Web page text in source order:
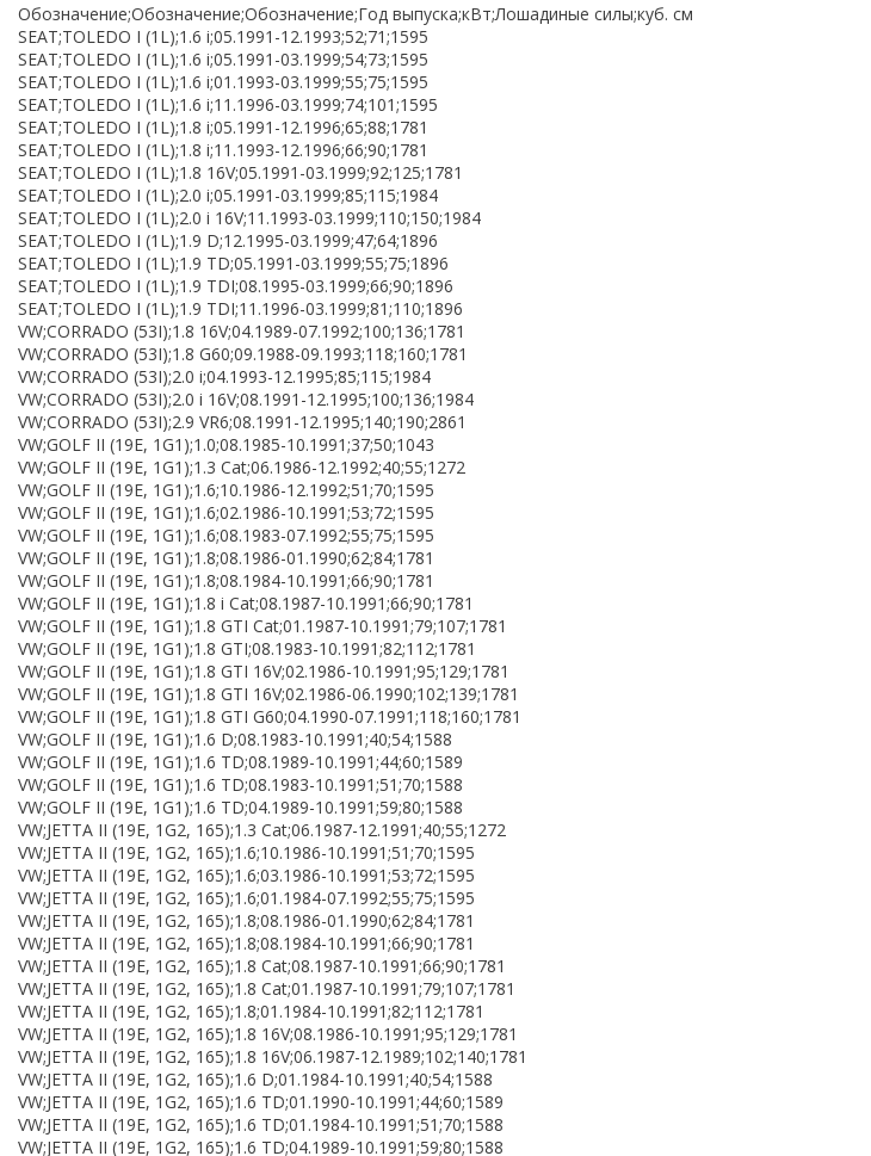
Обозначение;Обозначение;Обозначение;Год выпуска;кВт;Лошадиные силы;куб. см
SEAT;TOLEDO I (1L);1.6 i;05.1991-12.1993;52;71;1595
SEAT;TOLEDO I (1L);1.6 i;05.1991-03.1999;54;73;1595
SEAT;TOLEDO I (1L);1.6 i;01.1993-03.1999;55;75;1595
SEAT;TOLEDO I (1L);1.6 i;11.1996-03.1999;74;101;1595
SEAT;TOLEDO I (1L);1.8 i;05.1991-12.1996;65;88;1781
SEAT;TOLEDO I (1L);1.8 i;11.1993-12.1996;66;90;1781
SEAT;TOLEDO I (1L);1.8 16V;05.1991-03.1999;92;125;1781
SEAT;TOLEDO I (1L);2.0 i;05.1991-03.1999;85;115;1984
SEAT;TOLEDO I (1L);2.0 i 16V;11.1993-03.1999;110;150;1984
SEAT;TOLEDO I (1L);1.9 D;12.1995-03.1999;47;64;1896
SEAT;TOLEDO I (1L);1.9 TD;05.1991-03.1999;55;75;1896
SEAT;TOLEDO I (1L);1.9 TDI;08.1995-03.1999;66;90;1896
SEAT;TOLEDO I (1L);1.9 TDI;11.1996-03.1999;81;110;1896
VW;CORRADO (53I);1.8 16V;04.1989-07.1992;100;136;1781
VW;CORRADO (53I);1.8 G60;09.1988-09.1993;118;160;1781
VW;CORRADO (53I);2.0 i;04.1993-12.1995;85;115;1984
VW;CORRADO (53I);2.0 i 16V;08.1991-12.1995;100;136;1984
VW;CORRADO (53I);2.9 VR6;08.1991-12.1995;140;190;2861
VW;GOLF II (19E, 1G1);1.0;08.1985-10.1991;37;50;1043
VW;GOLF II (19E, 1G1);1.3 Cat;06.1986-12.1992;40;55;1272
VW;GOLF II (19E, 1G1);1.6;10.1986-12.1992;51;70;1595
VW;GOLF II (19E, 1G1);1.6;02.1986-10.1991;53;72;1595
VW;GOLF II (19E, 1G1);1.6;08.1983-07.1992;55;75;1595
VW;GOLF II (19E, 1G1);1.8;08.1986-01.1990;62;84;1781
VW;GOLF II (19E, 1G1);1.8;08.1984-10.1991;66;90;1781
VW;GOLF II (19E, 1G1);1.8 i Cat;08.1987-10.1991;66;90;1781
VW;GOLF II (19E, 1G1);1.8 GTI Cat;01.1987-10.1991;79;107;1781
VW;GOLF II (19E, 1G1);1.8 GTI;08.1983-10.1991;82;112;1781
VW;GOLF II (19E, 1G1);1.8 GTI 16V;02.1986-10.1991;95;129;1781
VW;GOLF II (19E, 1G1);1.8 GTI 16V;02.1986-06.1990;102;139;1781
VW;GOLF II (19E, 1G1);1.8 GTI G60;04.1990-07.1991;118;160;1781
VW;GOLF II (19E, 1G1);1.6 D;08.1983-10.1991;40;54;1588
VW;GOLF II (19E, 1G1);1.6 TD;08.1989-10.1991;44;60;1589
VW;GOLF II (19E, 1G1);1.6 TD;08.1983-10.1991;51;70;1588
VW;GOLF II (19E, 1G1);1.6 TD;04.1989-10.1991;59;80;1588
VW;JETTA II (19E, 1G2, 165);1.3 Cat;06.1987-12.1991;40;55;1272
VW;JETTA II (19E, 1G2, 165);1.6;10.1986-10.1991;51;70;1595
VW;JETTA II (19E, 1G2, 165);1.6;03.1986-10.1991;53;72;1595
VW;JETTA II (19E, 1G2, 165);1.6;01.1984-07.1992;55;75;1595
VW;JETTA II (19E, 1G2, 165);1.8;08.1986-01.1990;62;84;1781
VW;JETTA II (19E, 1G2, 165);1.8;08.1984-10.1991;66;90;1781
VW;JETTA II (19E, 1G2, 165);1.8 Cat;08.1987-10.1991;66;90;1781
VW;JETTA II (19E, 1G2, 165);1.8 Cat;01.1987-10.1991;79;107;1781
VW;JETTA II (19E, 1G2, 165);1.8;01.1984-10.1991;82;112;1781
VW;JETTA II (19E, 1G2, 165);1.8 16V;08.1986-10.1991;95;129;1781
VW;JETTA II (19E, 1G2, 165);1.8 16V;06.1987-12.1989;102;140;1781
VW;JETTA II (19E, 1G2, 165);1.6 D;01.1984-10.1991;40;54;1588
VW;JETTA II (19E, 1G2, 165);1.6 TD;01.1990-10.1991;44;60;1589
VW;JETTA II (19E, 1G2, 165);1.6 TD;01.1984-10.1991;51;70;1588
VW;JETTA II (19E, 1G2, 165);1.6 TD;04.1989-10.1991;59;80;1588